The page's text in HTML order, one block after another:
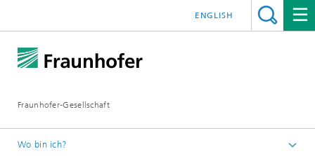
Fraunhofer-Gesellschaft
ENGLISH
Wo bin ich?